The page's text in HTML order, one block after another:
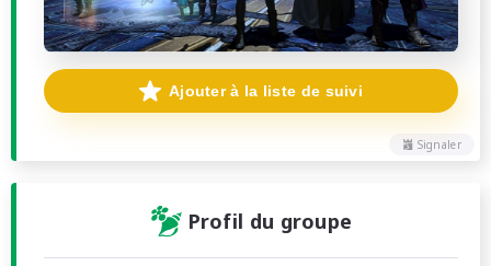
Signaler
Ajouter à la liste de suivi
Profil du groupe